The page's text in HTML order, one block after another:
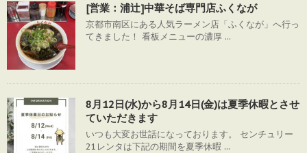
[営業：浦辻]中華そば専門店ふくなが
京都市南区にある人気ラーメン店「ふくなが」へ行っ
てきました！ 看板メニューの濃厚 ...
8月12日(水)から8月14日(金)は夏季休暇とさせ
ていただきます
いつも大変お世話になっております。 センチュリー
21レンタは下記の期間を夏季休暇 ...